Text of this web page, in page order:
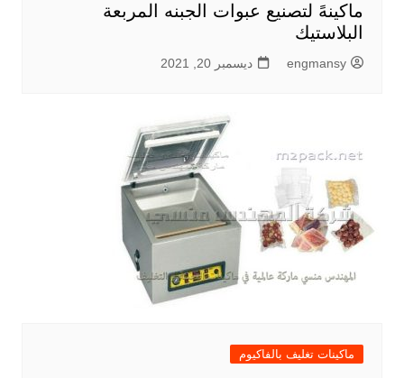
ماكينهً لتصنيع عبوات الجبنه المربعة
البلاستيك
engmansy ديسمبر 20, 2021
ماكينات تغليف بالفاكيوم